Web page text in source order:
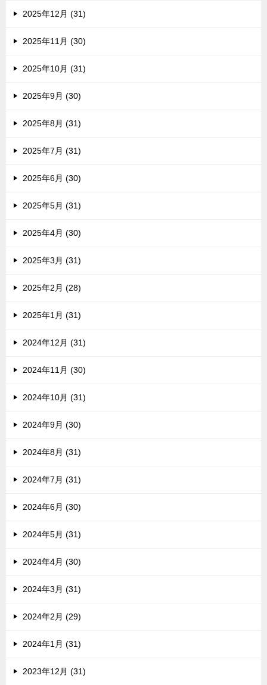
2025年12月 (31)
2025年11月 (30)
2025年10月 (31)
2025年9月 (30)
2025年8月 (31)
2025年7月 (31)
2025年6月 (30)
2025年5月 (31)
2025年4月 (30)
2025年3月 (31)
2025年2月 (28)
2025年1月 (31)
2024年12月 (31)
2024年11月 (30)
2024年10月 (31)
2024年9月 (30)
2024年8月 (31)
2024年7月 (31)
2024年6月 (30)
2024年5月 (31)
2024年4月 (30)
2024年3月 (31)
2024年2月 (29)
2024年1月 (31)
2023年12月 (31)